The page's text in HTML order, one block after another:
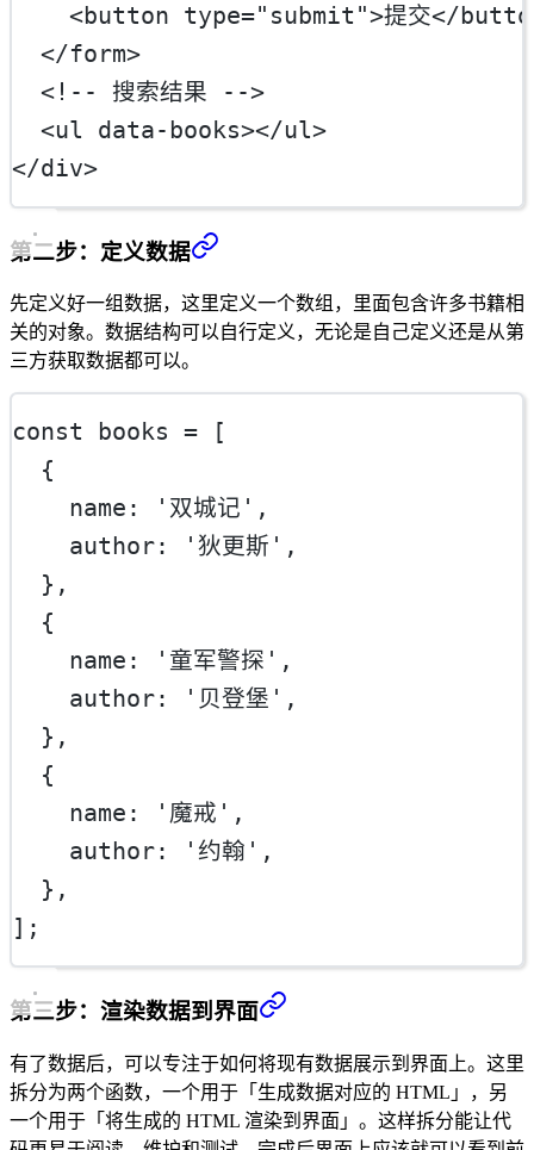
    <
button type="submit">提交</
  </
form>
<!-- 搜索结果 -->
  <
ul data-books></ul>
</div>
第二步：定义数据
先定义好一组数据，这里定义一个数组，里面包含许多书籍相
关的对象。数据结构可以自行定义，无论是自己定义还是从第
三方获取数据都可以。
const books = [
  {
    name:
'双城记' ,
    author:
'狄更斯' ,
  },
  {
    name:
'童军警探' ,
    author:
'贝登堡' ,
  },
  {
    name:
'魔戒' ,
    author:
'约翰' ,
  },
];
第三步：渲染数据到界面
有了数据后，可以专注于如何将现有数据展示到界面上。这里
拆分为两个函数，一个用于「生成数据对应的 HTML」，另
一个用于「将生成的 HTML 渲染到界面」。这样拆分能让代